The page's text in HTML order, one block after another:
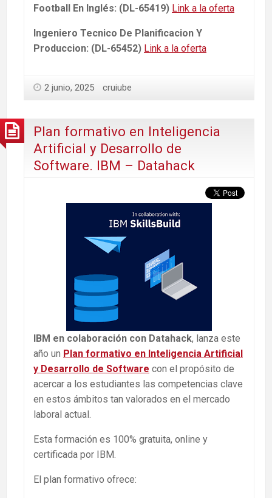
Football En Inglés: (DL-65419) Link a la oferta
Ingeniero Tecnico De Planificacion Y
Produccion: (DL-65452) Link a la oferta
2 junio, 2025 cruiube
Plan formativo en Inteligencia
Artificial y Desarrollo de
Software. IBM – Datahack
IBM en colaboración con Datahack, lanza este
año un Plan formativo en Inteligencia Artificial
y Desarrollo de Software con el propósito de
acercar a los estudiantes las competencias clave
en estos ámbitos tan valorados en el mercado
laboral actual.
Esta formación es 100% gratuita, online y
certificada por IBM.
El plan formativo ofrece: